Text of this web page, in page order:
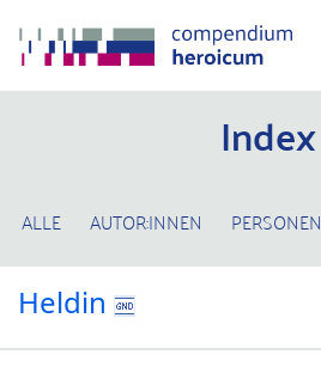
Index
ALLE AUTOR:INNEN PERSONEN
Heldin